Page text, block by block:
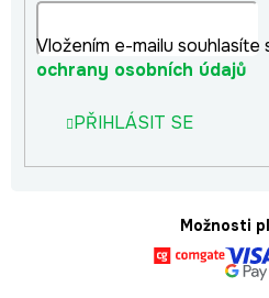
Vložením e-mailu souhlasíte
ochrany osobních údajů
PŘIHLÁSIT SE
Možnosti